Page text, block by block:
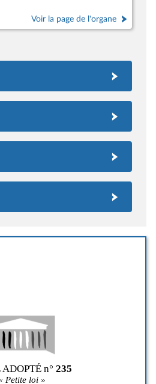
Voir la page de l'organe